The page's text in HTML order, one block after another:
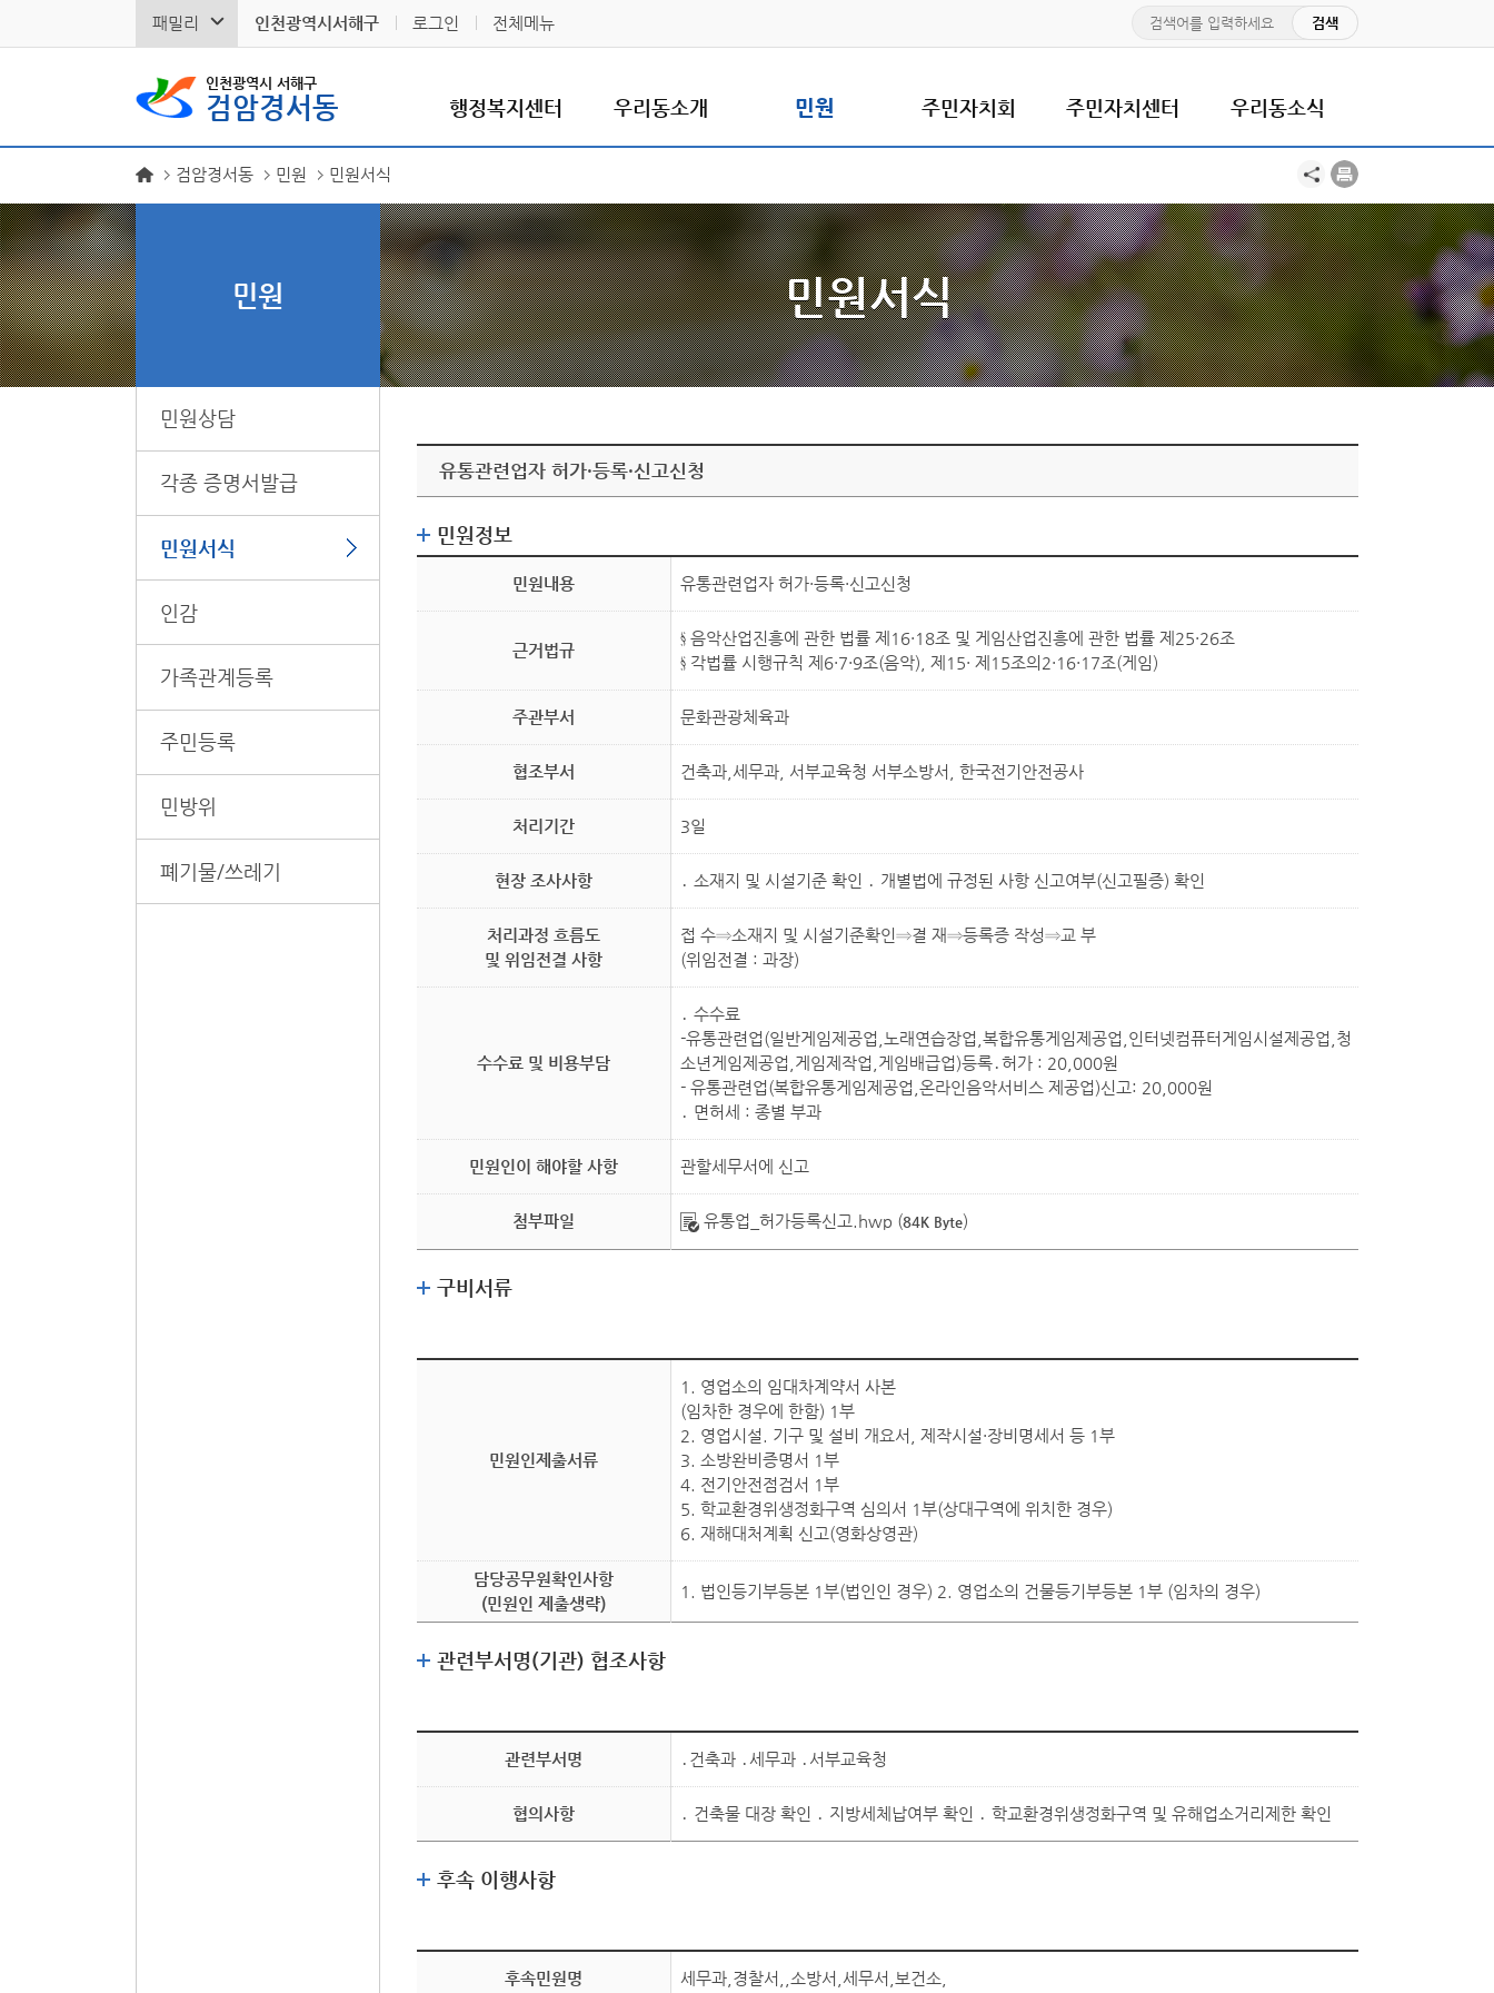
패밀리 인천광역시서해구 로그인 전체메뉴
인천광역시 서해구
검암경서동 행정복지센터 우리동소개 민원 주민자치회 주민자치센터 우리동소식
민원
민원상담
각종 증명서발급
민원서식
인감
가족관계등록
주민등록
민방위
폐기물/쓰레기
검암경서동 민원 민원서식
민원서식
유통관련업자 허가·등록·신고신청
민원정보
민원내용 유통관련업자 허가·등록·신고신청
근거법규
§ 음악산업진흥에 관한 법률 제16·18조 및 게임산업진흥에 관한 법률 제25·26조
§ 각법률 시행규칙 제6·7·9조(음악), 제15· 제15조의2·16·17조(게임)
주관부서 문화관광체육과
협조부서 건축과,세무과, 서부교육청 서부소방서, 한국전기안전공사
처리기간 3일
현장 조사사항 ․ 소재지 및 시설기준 확인 ․ 개별법에 규정된 사항 신고여부(신고필증) 확인
처리과정 흐름도
및 위임전결 사항
접 수⇒소재지 및 시설기준확인⇒결 재⇒등록증 작성⇒교 부
(위임전결 : 과장)
수수료 및 비용부담
․ 수수료
-유통관련업(일반게임제공업,노래연습장업,복합유통게임제공업,인터넷컴퓨터게임시설제공업,청
소년게임제공업,게임제작업,게임배급업)등록․허가 : 20,000원
- 유통관련업(복합유통게임제공업,온라인음악서비스 제공업)신고: 20,000원
․ 면허세 : 종별 부과
민원인이 해야할 사항 관할세무서에 신고
첨부파일 유통업_허가등록신고.hwp (84K Byte)
구비서류
민원인제출서류
1. 영업소의 임대차계약서 사본
(임차한 경우에 한함) 1부
2. 영업시설. 기구 및 설비 개요서, 제작시설·장비명세서 등 1부
3. 소방완비증명서 1부
4. 전기안전점검서 1부
5. 학교환경위생정화구역 심의서 1부(상대구역에 위치한 경우)
6. 재해대처계획 신고(영화상영관)
담당공무원확인사항
(민원인 제출생략)
1. 법인등기부등본 1부(법인인 경우) 2. 영업소의 건물등기부등본 1부 (임차의 경우)
관련부서명(기관) 협조사항
관련부서명 ․건축과 ․세무과 ․서부교육청
협의사항 ․ 건축물 대장 확인 ․ 지방세체납여부 확인 ․ 학교환경위생정화구역 및 유해업소거리제한 확인
후속 이행사항
후속민원명 세무과,경찰서,,소방서,세무서,보건소,